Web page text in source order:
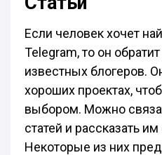
Если человек хочет
Telegram, то он
известных блогеров.
хороших проектах,
выбором. Можно
статей и рассказать
Некоторые из них